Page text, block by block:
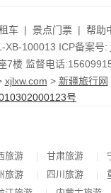
车 | 景点门票 | 帮助
XB-100013 ICP备案号:
7楼 监督电话
xjlxw.com > 新疆旅行网
号
旅游 | 甘肃旅游 |
旅游 | 四川旅游 |